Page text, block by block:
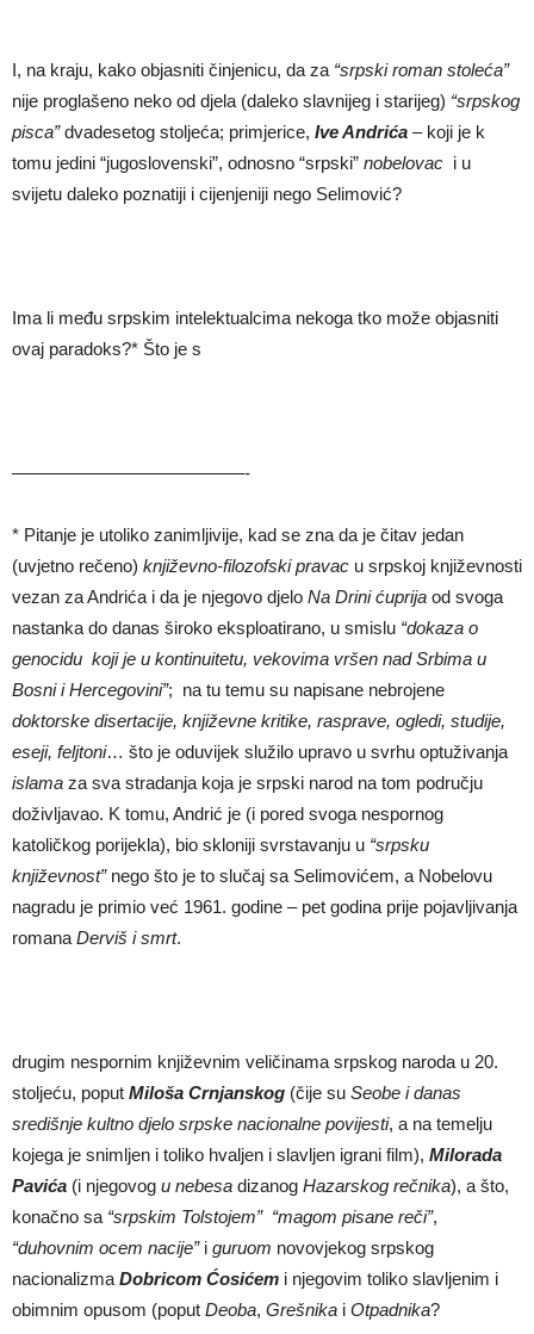
I, na kraju, kako objasniti činjenicu, da za “srpski roman stoleća”
nije proglašeno neko od djela (daleko slavnijeg i starijeg) “srpskog
pisca”dvadesetog stoljeća; primjerice, Ive Andrića – koji je k
tomu jedini “jugoslovenski”, odnosno “srpski” nobelovac i u
svijetu daleko poznatiji i cijenjeniji nego Selimović?
Ima li među srpskim intelektualcima nekoga tko može objasniti
ovaj paradoks?* Što je s
—————————————-
* Pitanje je utoliko zanimljivije, kad se zna da je čitav jedan
(uvjetno rečeno) književno-filozofski pravac u srpskoj književnosti
vezan za Andrića i da je njegovo djelo Na Drinićuprija od svoga
nastanka do danas široko eksploatirano, u smislu “dokaza o
genocidu koji je u kontinuitetu, vekovima vršen nad Srbima u
Bosni i Hercegovini”; na tu temu su napisane nebrojene
doktorske disertacije, književne kritike, rasprave, ogledi, studije,
eseji, feljtoni… što je oduvijek služilo upravo u svrhu optuživanja
islama za sva stradanja koja je srpski narod na tom području
doživljavao. K tomu, Andrić je (i pored svoga nespornog
katoličkog porijekla), bio skloniji svrstavanju u “srpsku
književnost” nego što je to slučaj sa Selimovićem, a Nobelovu
nagradu je primio već 1961. godine – pet godina prije pojavljivanja
romana Derviš i smrt.
drugim nespornim književnim veličinama srpskog naroda u 20.
stoljeću, poput Miloša Crnjanskog (čije su Seobe i danas
središnje kultno djelo srpske nacionalne povijesti, a na temelju
kojega je snimljen i toliko hvaljen i slavljen igrani film), Milorada
Pavića (i njegovog u nebesa dizanog Hazarskog rečnika), a što,
konačno sa “srpskim Tolstojem” “magom pisane reči”,
“duhovnim ocem nacije”i guruom novovjekog srpskog
nacionalizma Dobricom Ćosićem i njegovim toliko slavljenim i
obimnim opusom (poput Deoba, Grešnika i Otpadnika?